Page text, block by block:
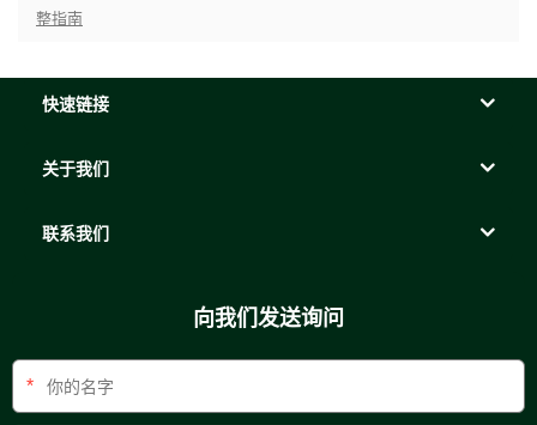
整指南
快速链接
关于我们
联系我们
向我们发送询问
*